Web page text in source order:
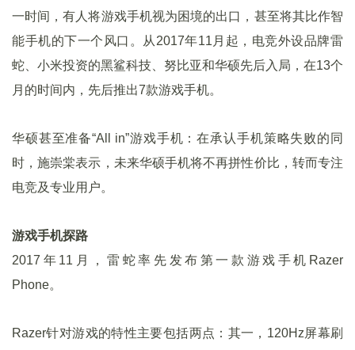
一时间，有人将游戏手机视为困境的出口，甚至将其比作智
能手机的下一个风口。从2017年11月起，电竞外设品牌雷
蛇、小米投资的黑鲨科技、努比亚和华硕先后入局，在13个
月的时间内，先后推出7款游戏手机。
华硕甚至准备“All in”游戏手机：在承认手机策略失败的同
时，施崇棠表示，未来华硕手机将不再拼性价比，转而专注
电竞及专业用户。
游戏手机探路
2017年11月，雷蛇率先发布第一款游戏手机Razer
Phone。
Razer针对游戏的特性主要包括两点：其一，120Hz屏幕刷